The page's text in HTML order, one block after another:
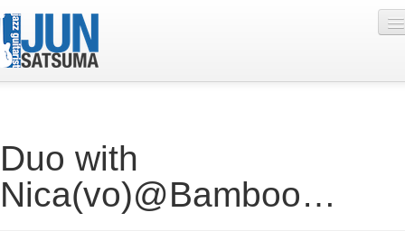
Live Schedule
Discography
Duo with
Nica(vo)@Bamboo…